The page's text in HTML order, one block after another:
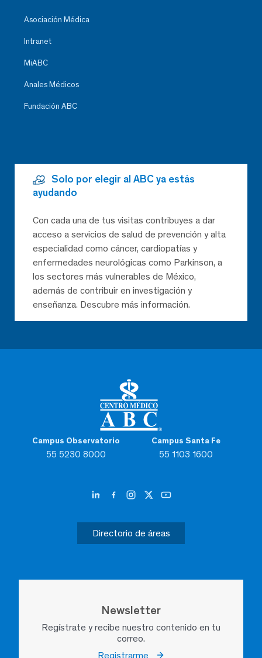
Campus Observatorio
55 5230 8000
Campus Santa Fe
55 1103 1600
Directorio de áreas
Newsletter
Regístrate y recibe nuestro contenido en tu
correo.
Registrarme
Asociación Médica
Intranet
MiABC
Anales Médicos
Fundación ABC
Solo por elegir al ABC ya estás
ayudando
Con cada una de tus visitas contribuyes a dar
acceso a servicios de salud de prevención y alta
especialidad como cáncer, cardiopatías y
enfermedades neurológicas como Parkinson, a
los sectores más vulnerables de México,
además de contribuir en investigación y
enseñanza. Descubre más información.